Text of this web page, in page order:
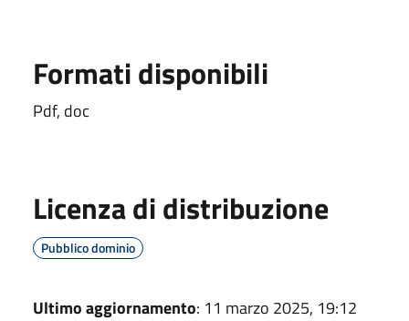
Formati disponibili
Pdf, doc
Licenza di distribuzione
Pubblico dominio
Ultimo aggiornamento: 11 marzo 2025, 19:12